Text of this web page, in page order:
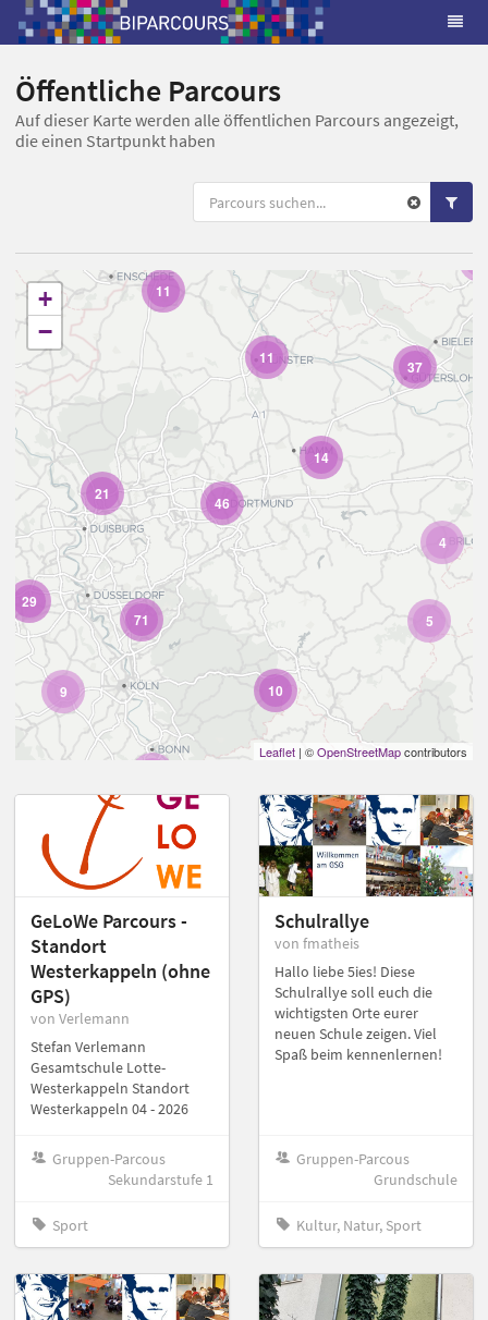
Öffentliche Parcours
Auf dieser Karte werden alle öffentlichen Parcours angezeigt,
die einen Startpunkt haben
5
10
11
9
29
4
11
14
37
21
71
46
+
−
Leaflet | ©OpenStreetMapcontributors
GeLoWe Parcours -
Standort
Westerkappeln (ohne
GPS)
von Verlemann
Stefan Verlemann
Gesamtschule Lotte-
Westerkappeln Standort
Westerkappeln 04 - 2026
Gruppen-Parcous
Sekundarstufe 1
Sport
Schulrallye
von fmatheis
Hallo liebe 5ies! Diese
Schulrallye soll euch die
wichtigsten Orte eurer
neuen Schule zeigen. Viel
Spaß beim kennenlernen!
Gruppen-Parcous
Grundschule
Kultur, Natur, Sport